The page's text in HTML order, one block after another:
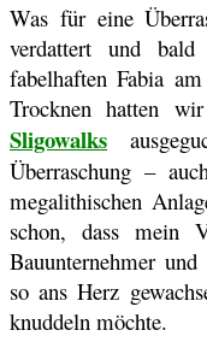
Was für eine
verdattert und bald
fabelhaften Fabia
Trocknen hatten
Sligowalks
Überraschung –
megalithischen
schon, dass mein
Bauunternehmer
so ans Herz
knuddeln möchte.